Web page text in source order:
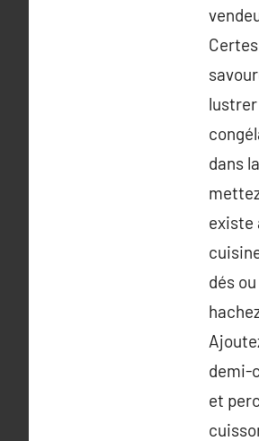
dans
existe
dés
demi-
et